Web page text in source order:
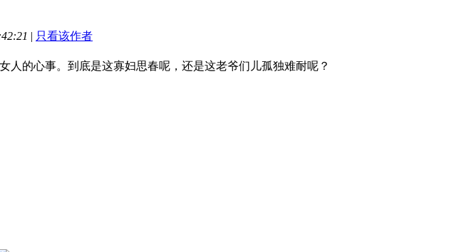
| 只看该作者
人的心事。到底是这寡妇思春呢，还是这老爷们儿孤独难耐呢？